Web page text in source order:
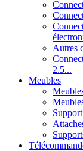
Autres
2.5...
Meubles